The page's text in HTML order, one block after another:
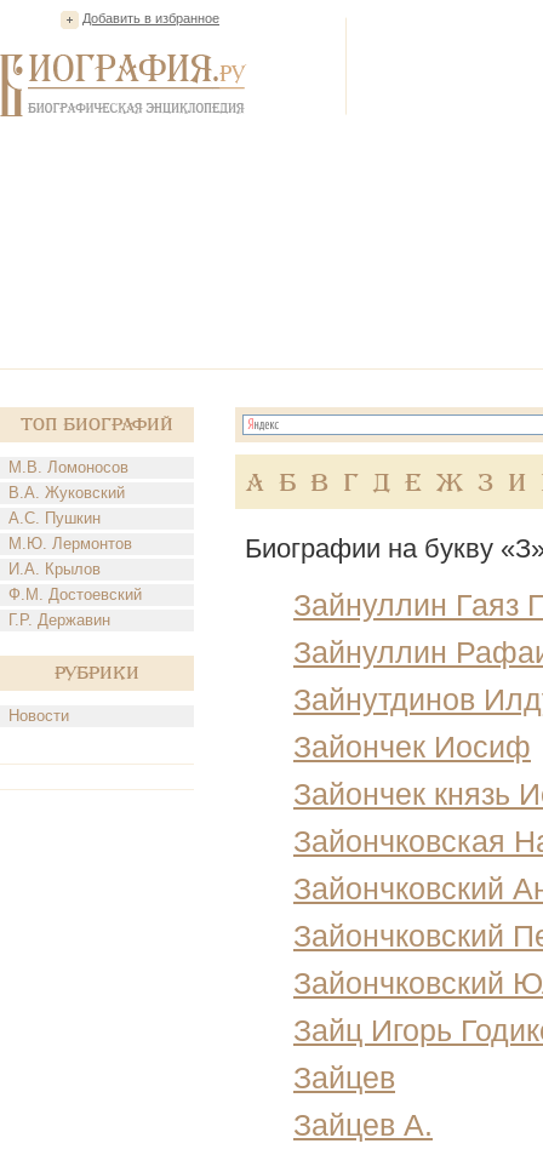
Добавить в избранное
Топ Биографий
М.В. Ломоносов
В.А. Жуковский
А.С. Пушкин
М.Ю. Лермонтов
И.А. Крылов
Ф.М. Достоевский
Г.Р. Державин
Рубрики
Новости
А Б В Г Д Е Ж З И
Биографии на букву
Зайнуллин Гаяз
Зайнуллин
Зайнутдинов
Зайончек Иосиф
Зайончек князь
Зайончковская
Зайончковский
Зайончковский
Зайончковский
Зайц Игорь
Зайцев
Зайцев А.